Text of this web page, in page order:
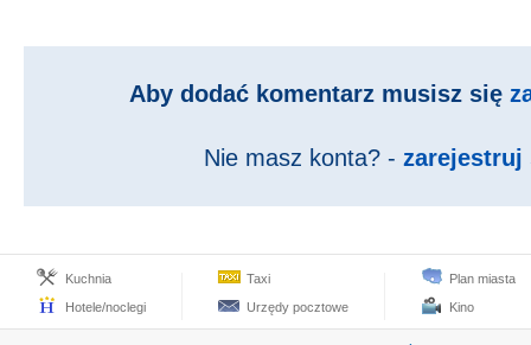
Aby dodać komentarz musisz się
Nie masz konta? - zarejestruj
Kuchnia
Hotele/noclegi
Taxi
Urzędy pocztowe
Plan miasta
Kino